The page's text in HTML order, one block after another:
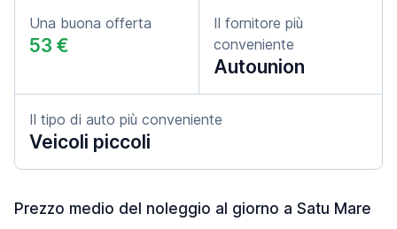
Una buona offerta
53 €
Il fornitore più
conveniente
Autounion
Il tipo di auto più conveniente
Veicoli piccoli
Prezzo medio del noleggio al giorno a Satu Mare